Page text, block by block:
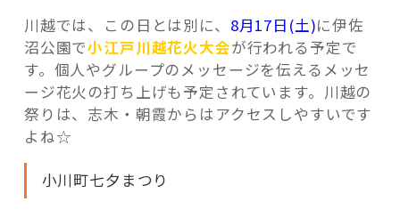
川越では、この日とは別に、 8月17日(土)に伊佐
沼公園で小江戸川越花火大会が行われる予定で
す。個人やグループのメッセージを伝えるメッセ
ージ花火の打ち上げも予定されています。川越の
祭りは、志木・朝霞からはアクセスしやすいです
よね☆
小川町七夕まつり